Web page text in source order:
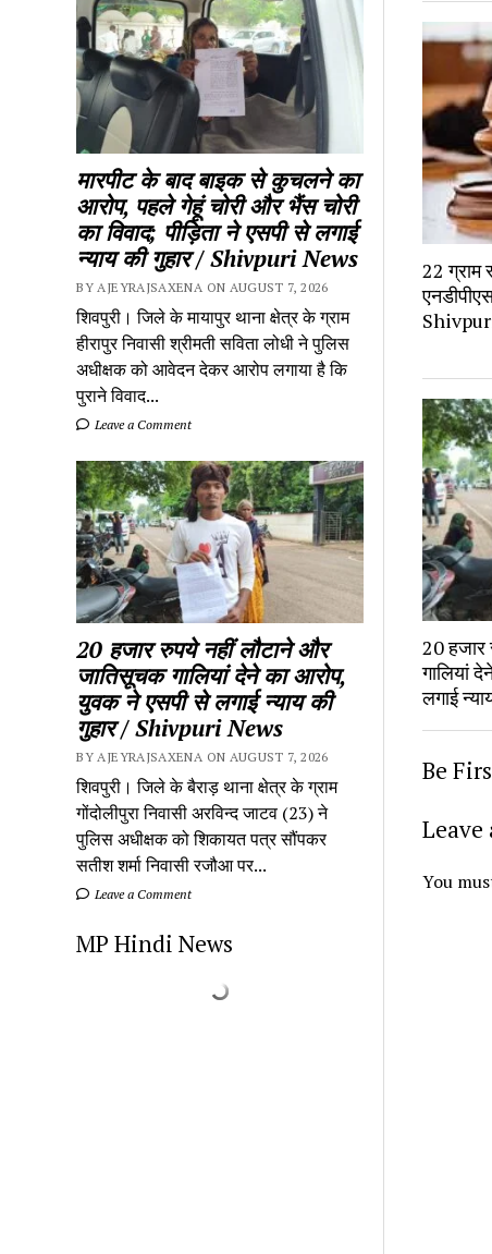
मारपीट के बाद बाइक से कुचलने का
आरोप, पहले गेहूं चोरी और भैंस चोरी
का विवाद; पीड़िता ने एसपी से लगाई
न्याय की गुहार / Shivpuri News
BY AJEYRAJSAXENA ON AUGUST 7, 2026
शिवपुरी। जिले के मायापुर थाना क्षेत्र के ग्राम
हीरापुर निवासी श्रीमती सविता लोधी ने पुलिस
अधीक्षक को आवेदन देकर आरोप लगाया है कि
पुराने विवाद...
Leave a Comment
20 हजार रुपये नहीं लौटाने और
जातिसूचक गालियां देने का आरोप,
युवक ने एसपी से लगाई न्याय की
गुहार / Shivpuri News
BY AJEYRAJSAXENA ON AUGUST 7, 2026
शिवपुरी। जिले के बैराड़ थाना क्षेत्र के ग्राम
गोंदोलीपुरा निवासी अरविन्द जाटव (23) ने
पुलिस अधीक्षक को शिकायत पत्र सौंपकर
सतीश शर्मा निवासी रजौआ पर...
Leave a Comment
MP Hindi News
22 ग्राम
20 हजार
गालियां
लगाई
Be
Leave
You